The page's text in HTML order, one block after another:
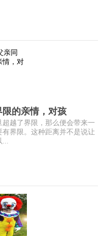
的亲情，对孩
越了界限，那么便会带来一
界限。这种距离并不是说让
...